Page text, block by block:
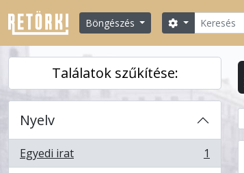
Skip to main content
Böngészés
Keresés
Search options
Találatok szűkítése:
Nyelv
Egyedi irat
, 1 eredmények
1